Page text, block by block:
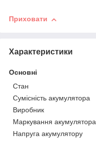
Приховати
Характеристики
Основні
Стан
Сумісність акумулятора
Виробник
Маркування акумулятора
Напруга акумулятору